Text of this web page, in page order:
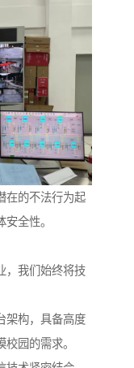
在的不法行为起
全性。
，我们始终将技
架构，具备高度
园的需求。